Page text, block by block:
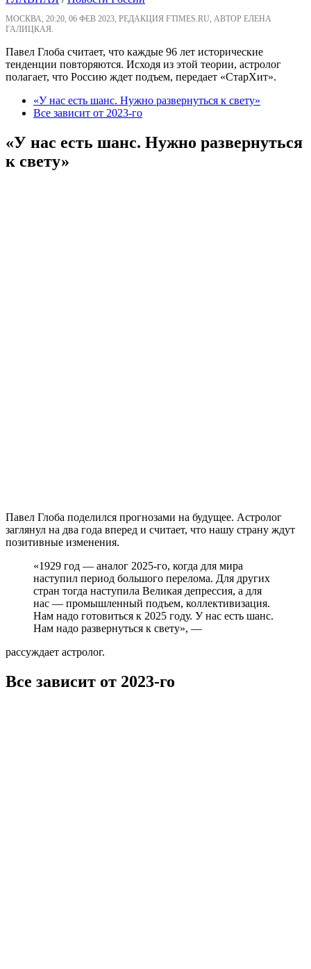
МОСКВА, 20:20, 06 ФЕВ 2023, РЕДАКЦИЯ FTIMES.RU, АВТОР ЕЛЕНА
ГАЛИЦКАЯ.
Павел Глоба считает, что каждые 96 лет исторические
тенденции повторяются. Исходя из этой теории, астролог
полагает, что Россию ждет подъем, передает «СтарХит».
«У нас есть шанс. Нужно развернуться к свету»
Все зависит от 2023-го
«У нас есть шанс. Нужно развернуться
к свету»
Павел Глоба поделился прогнозами на будущее. Астролог
заглянул на два года вперед и считает, что нашу страну ждут
позитивные изменения.
«1929 год — аналог 2025-го, когда для мира
наступил период большого перелома. Для других
стран тогда наступила Великая депрессия, а для
нас — промышленный подъем, коллективизация.
Нам надо готовиться к 2025 году. У нас есть шанс.
Нам надо развернуться к свету», —
рассуждает астролог.
Все зависит от 2023-го